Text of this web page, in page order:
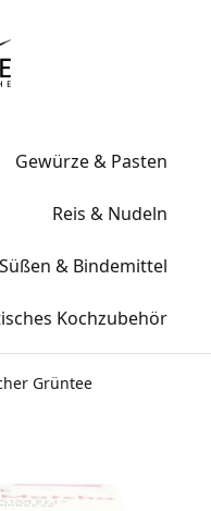
Gewürze & Pasten
Reis & Nudeln
& Bindemittel
Kochzubehör
Grüntee